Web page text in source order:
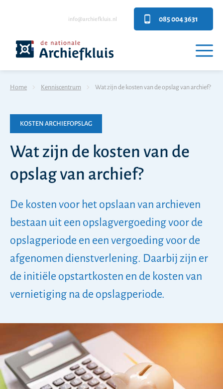
info@archiefkluis.nl 085 004 3631
Home Kenniscentrum Wat zijn de kosten van de opslag van archief?
KOSTEN ARCHIEFOPSLAG
Wat zijn de kosten van de
opslag van archief?
De kosten voor het opslaan van archieven
bestaan uit een opslagvergoeding voor de
opslagperiode en een vergoeding voor de
afgenomen dienstverlening. Daarbij zijn er
de initiële opstartkosten en de kosten van
vernietiging na de opslagperiode.